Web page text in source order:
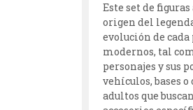
Este set de
origen del
evolución de
modernos, tal
personajes y sus
vehículos, bases
adultos que